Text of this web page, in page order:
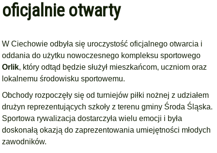
oficjalnie otwarty
W Ciechowie odbyła się uroczystość oficjalnego otwarcia i
oddania do użytku nowoczesnego kompleksu sportowego
Orlik, który odtąd będzie służył mieszkańcom, uczniom oraz
lokalnemu środowisku sportowemu.
Obchody rozpoczęły się od turniejów piłki nożnej z udziałem
drużyn reprezentujących szkoły z terenu gminy Środa Śląska.
Sportowa rywalizacja dostarczyła wielu emocji i była
doskonałą okazją do zaprezentowania umiejętności młodych
zawodników.